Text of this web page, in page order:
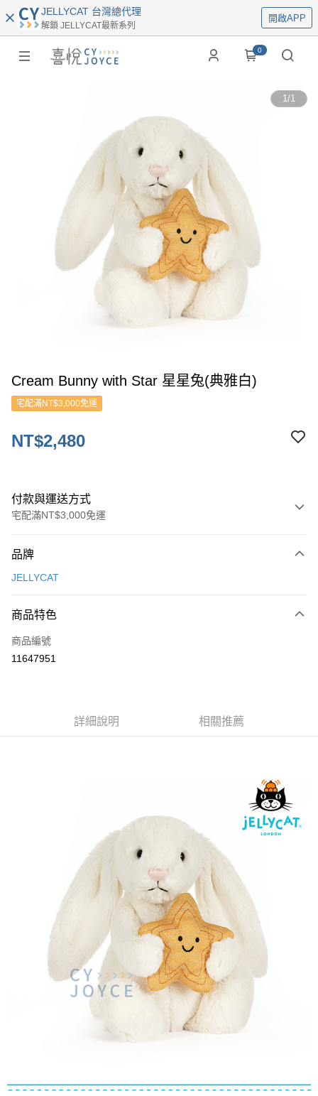
JELLYCAT 台灣總代理
解鎖 JELLYCAT最新系列
開啟APP
0
1/1
Cream Bunny with Star 星星兔(典雅白)
宅配滿NT$3,000免運
NT$2,480
付款與運送方式
宅配滿NT$3,000免運
信用卡一次付款
運送方式
付款後全家取貨
品牌
JELLYCAT
商品特色
商品編號
11647951
詳細說明 相關推薦